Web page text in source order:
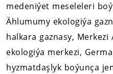
medeniýet meseleleri
Ählumumy ekologiýa
halkara gaznasy, Merkezi
ekologiýa merkezi,
hyzmatdaşlyk boýunça